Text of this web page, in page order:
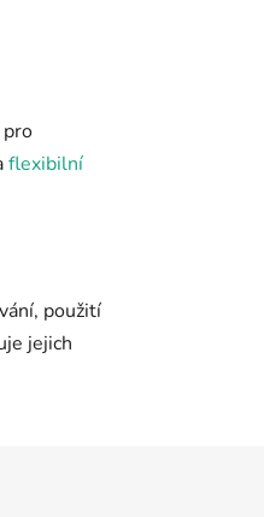
flexibilní
použití
jejich